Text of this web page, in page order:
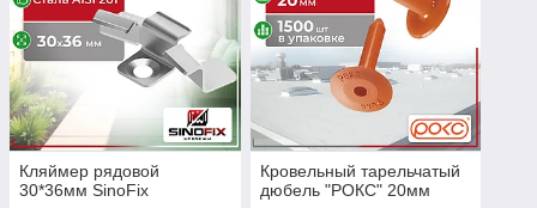
Кляймер рядовой
30*36мм SinoFix
Кровельный тарельчатый
дюбель "РОКС" 20мм